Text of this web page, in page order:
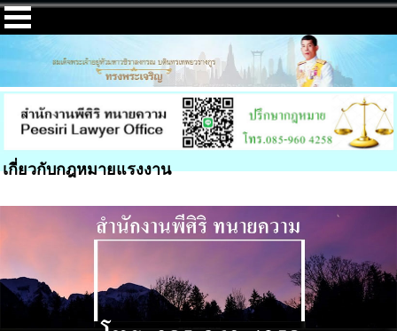
เกี่ยวกับกฎหมายแรงงาน